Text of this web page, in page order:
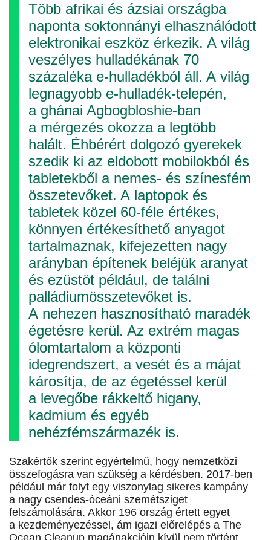
Több afrikai és ázsiai országba
naponta soktonnányi elhasználódott
elektronikai eszköz érkezik. A világ
veszélyes hulladékának 70
százaléka e-hulladékból áll. A világ
legnagyobb e-hulladék-telepén,
a ghánai Agbogbloshie-ban
a mérgezés okozza a legtöbb
halált. Éhbérért dolgozó gyerekek
szedik ki az eldobott mobilokból és
tabletekből a nemes- és szí­nes­fém
összetevőket. A laptopok és
tabletek közel 60-féle értékes,
könnyen értékesíthető anyagot
tartalmaznak, kifejezetten nagy
arányban építenek beléjük aranyat
és ezüstöt például, de találni
palládiumösszetevőket is.
A nehezen hasznosítható maradék
égetésre kerül. Az extrém magas
ólomtartalom a központi
idegrendszert, a vesét és a májat
károsítja, de az égetéssel kerül
a levegőbe rákkeltő higany,
kadmium és egyéb
nehézfémszármazék is.
Szakértők szerint egyértelmű, hogy nemzetközi
összefogásra van szükség a kérdésben. 2017-ben
például már folyt egy viszonylag sikeres kampány
a nagy csendes-óceáni szemétsziget
felszámolására. Akkor 196 ország értett egyet
a kezdeményezéssel, ám igazi előrelépés a The